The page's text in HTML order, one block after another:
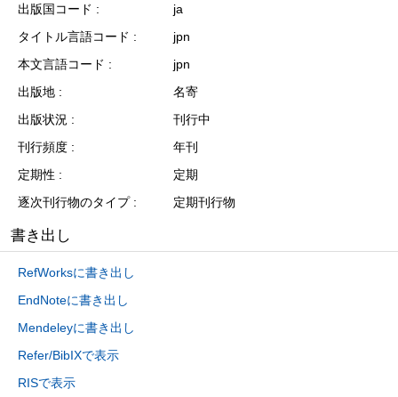
出版国コード
ja
タイトル言語コード
jpn
本文言語コード
jpn
出版地
名寄
出版状況
刊行中
刊行頻度
年刊
定期性
定期
逐次刊行物のタイプ
定期刊行物
書き出し
RefWorksに書き出し
EndNoteに書き出し
Mendeleyに書き出し
Refer/BibIXで表示
RISで表示